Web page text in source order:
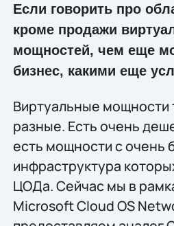
Если говорить про
кроме продажи
мощностей, чем еще
бизнес, какими еще
Виртуальные
разные. Есть очень
есть мощности с очень
инфраструктура
ЦОДа. Сейчас мы в
Microsoft Cloud OS